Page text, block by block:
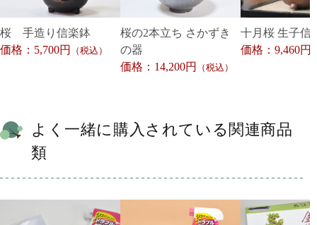
桜 手造り信楽鉢
価格：5,700円
（税込）
桜の2本立ち さかずき
の器
価格：14,200円
（税込）
十月桜 生子信
価格：9,460円
よく一緒に購入されている関連商品
類